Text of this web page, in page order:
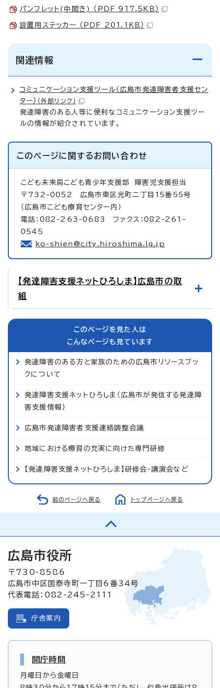
パンフレット(中開き) （PDF 917.5KB）
設置用ステッカー （PDF 201.1KB）
関連情報
コミュニケーション支援ツール（広島市発達障害者支援セン
ター） （外部リンク）
発達障害のある人等に便利なコミュニケーション支援ツー
ルの情報が紹介されています。
このページに関するお問い合わせ
こども未来局こども青少年支援部
障害児支援担当
〒732-0052 広島市東区光町二丁目15番55号
（広島市こども療育センター内）
電話：082-263-0683 ファクス：082-261-
0545
ko-shien@city.hiroshima.lg.jp
【発達障害支援ネットひろしま】広島市の取
組
このページを見た人は
こんなページも見ています
発達障害のある方と家族のための広島市リソースブッ
クについて
発達障害支援ネットひろしま（広島市が発信する発達障
害支援情報）
広島市発達障害者支援連絡調整会議
地域における療育の充実に向けた専門研修
【発達障害支援ネットひろしま】研修会・講演会など
前のページへ戻る トップページへ戻る
広島市役所
〒730-8586
広島市中区国泰寺町一丁目6番34号
代表電話：082-245-2111
庁舎案内
開庁時間
月曜日から金曜日